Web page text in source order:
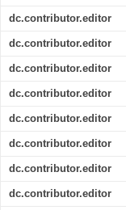
dc.contributor.editor
dc.contributor.editor
dc.contributor.editor
dc.contributor.editor
dc.contributor.editor
dc.contributor.editor
dc.contributor.editor
dc.contributor.editor